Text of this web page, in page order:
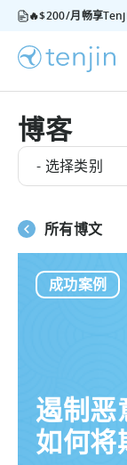
博客
- 选择类别
所有博文
成功案例
遏制恶
如何将